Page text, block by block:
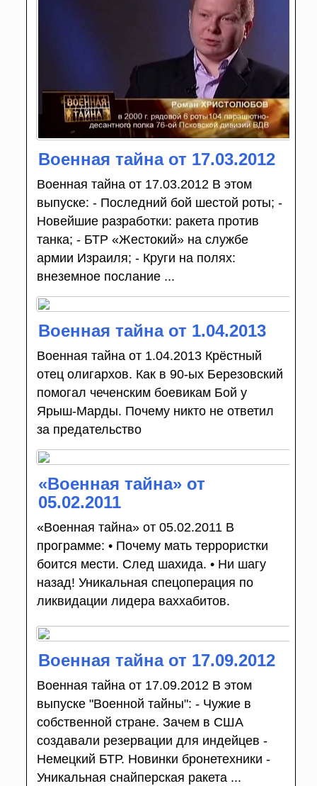
Военная тайна от 17.03.2012
Военная тайна от 17.03.2012 В этом
выпуске: - Последний бой шестой роты; -
Новейшие разработки: ракета против
танка; - БТР «Жестокий» на службе
армии Израиля; - Круги на полях:
внеземное послание ...
Военная тайна от 1.04.2013
Военная тайна от 1.04.2013 Крёстный
отец олигархов. Как в 90-ых Березовский
помогал чеченским боевикам Бой у
Ярыш-Марды. Почему никто не ответил
за предательство
«Военная тайна» от
05.02.2011
«Военная тайна» от 05.02.2011 В
программе: • Почему мать террористки
боится мести. След шахида. • Ни шагу
назад! Уникальная спецоперация по
ликвидации лидера ваххабитов.
Военная тайна от 17.09.2012
Военная тайна от 17.09.2012 В этом
выпуске "Военной тайны": - Чужие в
собственной стране. Зачем в США
создавали резервации для индейцев -
Немецкий БТР. Новинки бронетехники -
Уникальная снайперская ракета ...